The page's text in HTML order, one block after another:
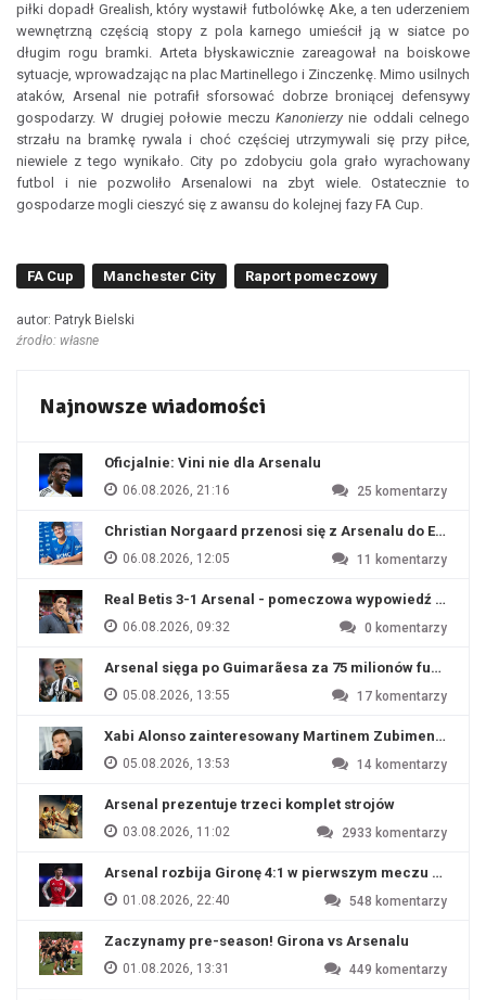
piłki dopadł Grealish, który wystawił futbolówkę Ake, a ten uderzeniem
wewnętrzną częścią stopy z pola karnego umieścił ją w siatce po
długim rogu bramki. Arteta błyskawicznie zareagował na boiskowe
sytuacje, wprowadzając na plac Martinellego i Zinczenkę. Mimo usilnych
ataków, Arsenal nie potrafił sforsować dobrze broniącej defensywy
gospodarzy. W drugiej połowie meczu Kanonierzynie oddali celnego
strzału na bramkę rywala i choć częściej utrzymywali się przy piłce,
niewiele z tego wynikało. City po zdobyciu gola grało wyrachowany
futbol i nie pozwoliło Arsenalowi na zbyt wiele. Ostatecznie to
gospodarze mogli cieszyć się z awansu do kolejnej fazy FA Cup.
FA Cup Manchester City Raport pomeczowy
autor: Patryk Bielski
źrodło: własne
Najnowsze wiadomości
Oficjalnie: Vini nie dla Arsenalu
06.08.2026, 21:16 25 komentarzy
Christian Norgaard przenosi się z Arsenalu do
06.08.2026, 12:05 11 komentarzy
Real Betis 3-1 Arsenal - pomeczowa wypowiedź Artety
06.08.2026, 09:32 0 komentarzy
Arsenal sięga po Guimarãesa za 75 milionów funtów
05.08.2026, 13:55 17 komentarzy
Xabi Alonso zainteresowany Martinem Zubimendim
05.08.2026, 13:53 14 komentarzy
Arsenal prezentuje trzeci komplet strojów
03.08.2026, 11:02 2933 komentarzy
Arsenal rozbija Gironę 4:1 w pierwszym meczu
01.08.2026, 22:40 548 komentarzy
Zaczynamy pre-season! Girona vs Arsenalu
01.08.2026, 13:31 449 komentarzy